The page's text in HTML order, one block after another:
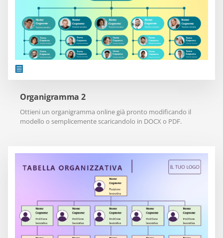
Organigramma 2
Ottieni un organigramma online già pronto modificando il
modello o semplicemente scaricandolo in DOCX o PDF.